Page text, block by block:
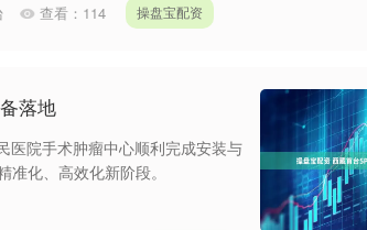
查看： 114 操盘宝配资
落地
医院手术肿瘤中心顺利完成安装与
化、高效化新阶段。